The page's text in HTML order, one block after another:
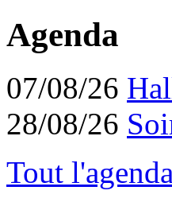
Agenda
07/08/26
28/08/26
Tout l'agenda